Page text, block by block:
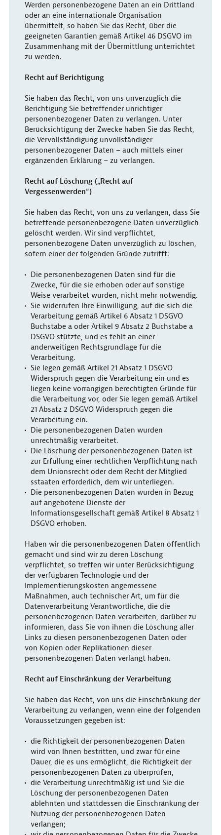
Werden personenbezogene Daten an ein Drittland
oder an eine internationale Organisation
übermittelt, so haben Sie das Recht, über die
geeigneten Garantien gemäß Artikel 46 DSGVO im
Zusammenhang mit der Übermittlung unterrichtet
zu werden.
Recht auf Berichtigung
Sie haben das Recht, von uns unverzüglich die
Berichtigung Sie betreffender unrichtiger
personenbezogener Daten zu verlangen. Unter
Berücksichtigung der Zwecke haben Sie das Recht,
die Vervollständigung unvollständiger
personenbezogener Daten – auch mittels einer
ergänzenden Erklärung – zu verlangen.
Recht auf Löschung („Recht auf
Vergessenwerden“)
Sie haben das Recht, von uns zu verlangen, dass Sie
betreffende personenbezogene Daten unverzüglich
gelöscht werden. Wir sind verpflichtet,
personenbezogene Daten unverzüglich zu löschen,
sofern einer der folgenden Gründe zutrifft:
Die personenbezogenen Daten sind für die
Zwecke, für die sie erhoben oder auf sonstige
Weise verarbeitet wurden, nicht mehr notwendig.
Sie widerrufen Ihre Einwilligung, auf die sich die
Verarbeitung gemäß Artikel 6 Absatz 1 DSGVO
Buchstabe a oder Artikel 9 Absatz 2 Buchstabe a
DSGVO stützte, und es fehlt an einer
anderweitigen Rechtsgrundlage für die
Verarbeitung.
Sie legen gemäß Artikel 21 Absatz 1 DSGVO
Widerspruch gegen die Verarbeitung ein und es
liegen keine vorrangigen berechtigten Gründe für
die Verarbeitung vor, oder Sie legen gemäß Artikel
21 Absatz 2 DSGVO Widerspruch gegen die
Verarbeitung ein.
Die personenbezogenen Daten wurden
unrechtmäßig verarbeitet.
Die Löschung der personenbezogenen Daten ist
zur Erfüllung einer rechtlichen Verpflichtung nach
dem Unionsrecht oder dem Recht der Mitglied
sstaaten erforderlich, dem wir unterliegen.
Die personenbezogenen Daten wurden in Bezug
auf angebotene Dienste der
Informationsgesellschaft gemäß Artikel 8 Absatz 1
DSGVO erhoben.
Haben wir die personenbezogenen Daten öffentlich
gemacht und sind wir zu deren Löschung
verpflichtet, so treffen wir unter Berücksichtigung
der verfügbaren Technologie und der
Implementierungskosten angemessene
Maßnahmen, auch technischer Art, um für die
Datenverarbeitung Verantwortliche, die die
personenbezogenen Daten verarbeiten, darüber zu
informieren, dass Sie von ihnen die Löschung aller
Links zu diesen personenbezogenen Daten oder
von Kopien oder Replikationen dieser
personenbezogenen Daten verlangt haben.
Recht auf Einschränkung der Verarbeitung
Sie haben das Recht, von uns die Einschränkung der
Verarbeitung zu verlangen, wenn eine der folgenden
Voraussetzungen gegeben ist:
die Richtigkeit der personenbezogenen Daten
wird von Ihnen bestritten, und zwar für eine
Dauer, die es uns ermöglicht, die Richtigkeit der
personenbezogenen Daten zu überprüfen,
die Verarbeitung unrechtmäßig ist und Sie die
Löschung der personenbezogenen Daten
ablehnten und stattdessen die Einschränkung der
Nutzung der personenbezogenen Daten
verlangen;